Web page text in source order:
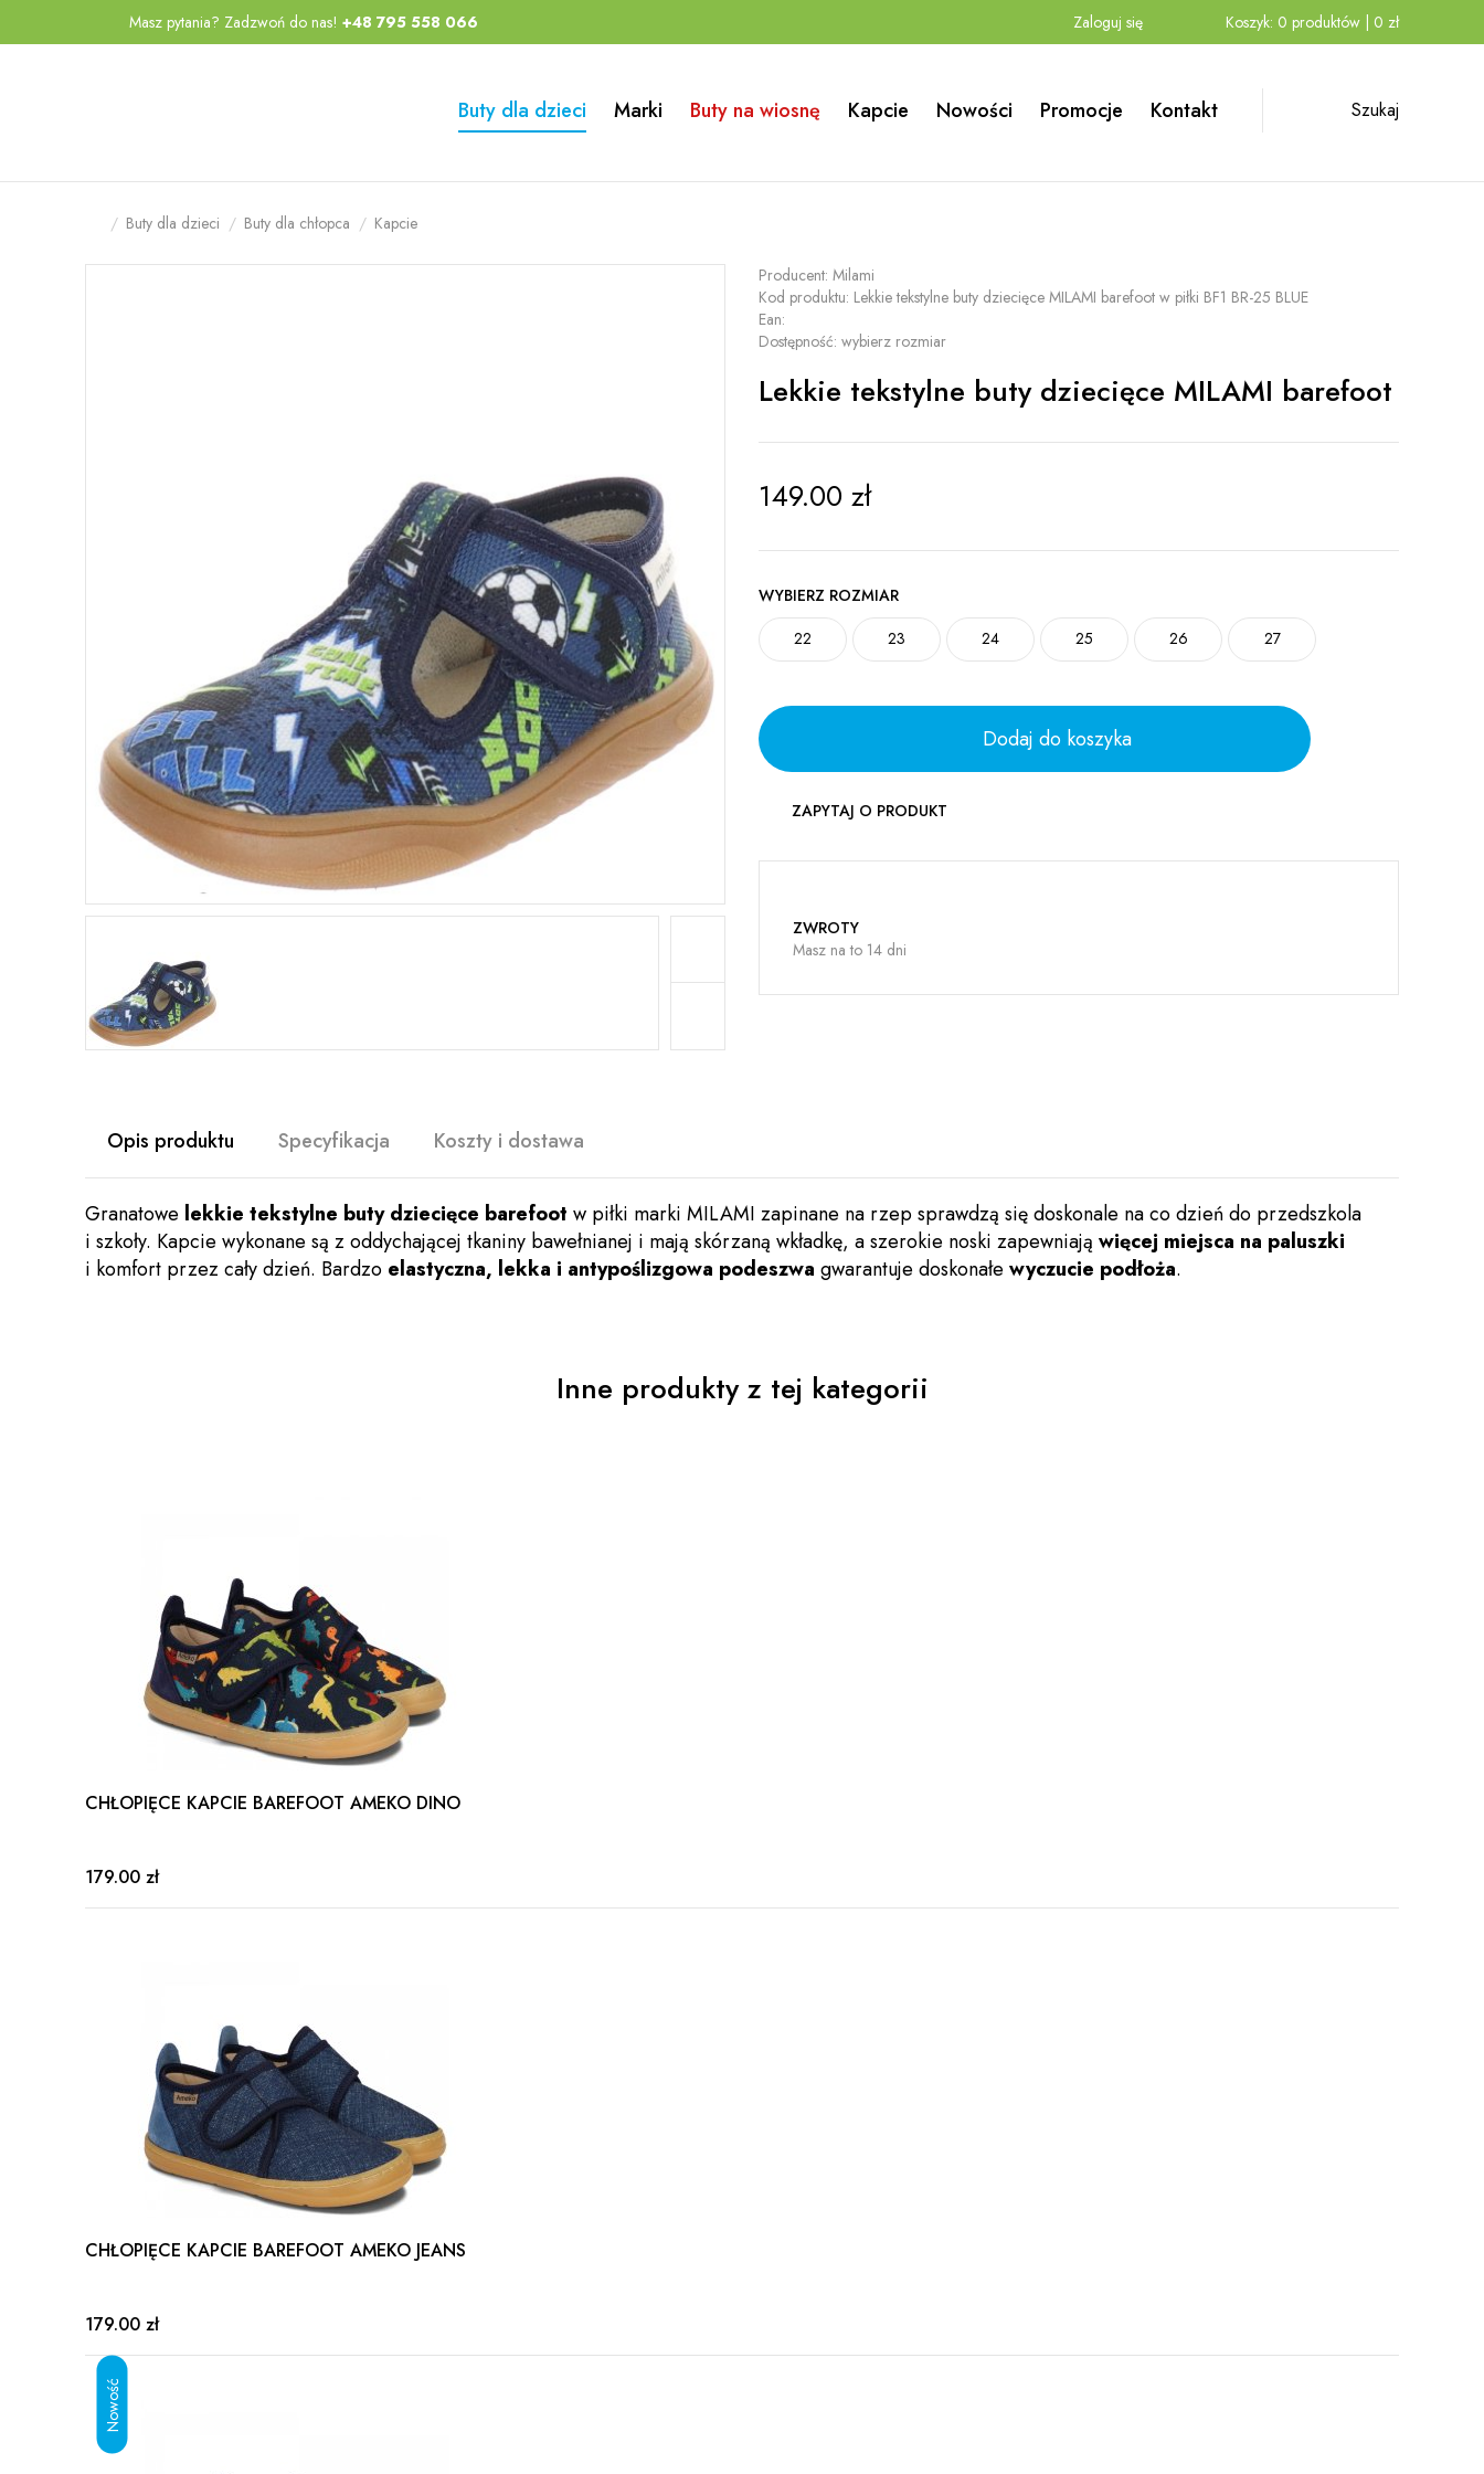
Przejdź
Przejdź
Masz pytania? Zadzwoń do nas! +48 795 558 066 Zaloguj się Koszyk: 0 produktów 0 zł
Buty dla dzieci Marki Buty na wiosnę Kapcie Nowości Promocje Kontakt Szukaj
Buty dla dzieci Buty dla chłopca Kapcie
Producent: Milami
Kod produktu: Lekkie tekstylne buty dziecięce MILAMI barefoot w piłki BF1 BR-25 BLUE
Ean:
Dostępność: wybierz rozmiar
Lekkie tekstylne buty dziecięce MILAMI barefoot
149.00 zł
WYBIERZ ROZMIAR
22
23 24 25 26 27
Dodaj do koszyka
ZAPYTAJ O PRODUKT
ZWROTY
Masz na to 14 dni
Opis produktu Specyfikacja Koszty i dostawa
Granatowe lekkie tekstylne buty dziecięce barefoot w piłki marki MILAMI zapinane na rzep sprawdzą się doskonale na co dzień do przedszkola
i szkoły. Kapcie wykonane są z oddychającej tkaniny bawełnianej i mają skórzaną wkładkę, a szerokie noski zapewniają więcej miejsca na paluszki
i komfort przez cały dzień. Bardzo elastyczna, lekka i antypoślizgowa podeszwa gwarantuje doskonałe wyczucie podłoża.
Inne produkty z tej kategorii
CHŁOPIĘCE KAPCIE BAREFOOT AMEKO DINO
179.00 zł
CHŁOPIĘCE KAPCIE BAREFOOT AMEKO JEANS
179.00 zł